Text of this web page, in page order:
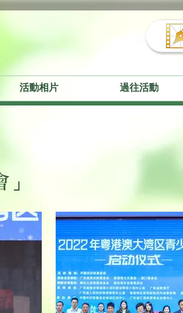
活動相片 過往活動